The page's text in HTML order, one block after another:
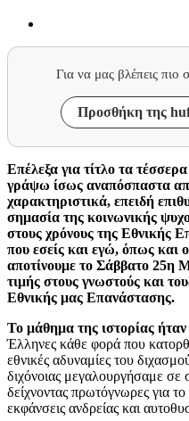
Για να μας βλέπεις πιο
Προσθήκη της
Επέλεξα για τίτλο τα
γράψω ίσως αναπόσπαστα
χαρακτηριστικά, επειδή
σημασία της κοινωνικής
στους χρόνους της Εθνικής
που εσείς και εγώ, όπως και
αποτίνουμε το Σάββατο 25η
τιμής στους γνωστούς και
Εθνικής μας Επανάστασης.
Το μάθημα της ιστορίας
Έλληνες κάθε φορά που
εθνικές αδυναμίες του
διχόνοιας μεγαλουργήσαμε
δείχνοντας πρωτόγνωρες για
εκφάνσεις ανδρείας και